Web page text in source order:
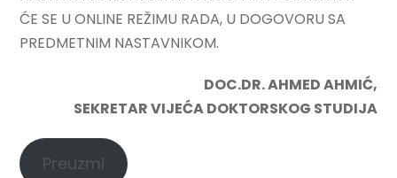
ĆE SE U ONLINE REŽIMU RADA, U DOGOVORU SA
PREDMETNIM NASTAVNIKOM.
DOC.DR. AHMED AHMIĆ,
SEKRETAR VIJEĆA DOKTORSKOG STUDIJA
Preuzmi